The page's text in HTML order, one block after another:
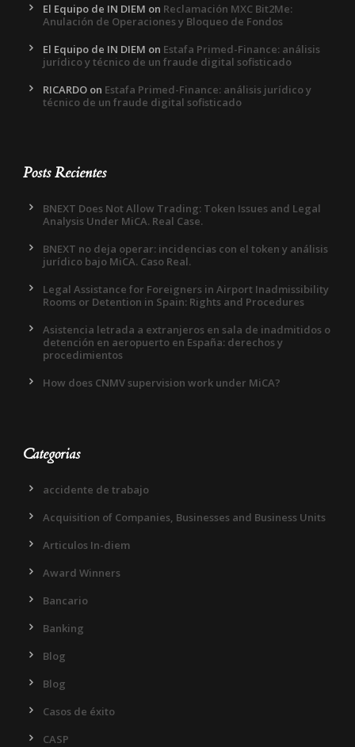
El Equipo de IN DIEM on Reclamación MXC Bit2Me:
Anulación de Operaciones y Bloqueo de Fondos
El Equipo de IN DIEM on Estafa Primed-Finance: análisis
jurídico y técnico de un fraude digital sofisticado
RICARDO on Estafa Primed-Finance: análisis jurídico y
técnico de un fraude digital sofisticado
Posts Recientes
BNEXT Does Not Allow Trading: Token Issues and Legal
Analysis Under MiCA. Real Case.
BNEXT no deja operar: incidencias con el token y análisis
jurídico bajo MiCA. Caso Real.
Legal Assistance for Foreigners in Airport Inadmissibility
Rooms or Detention in Spain: Rights and Procedures
Asistencia letrada a extranjeros en sala de inadmitidos o
detención en aeropuerto en España: derechos y
procedimientos
How does CNMV supervision work under MiCA?
Categorias
accidente de trabajo
Acquisition of Companies, Businesses and Business Units
Articulos In-diem
Award Winners
Bancario
Banking
Blog
Blog
Casos de éxito
CASP